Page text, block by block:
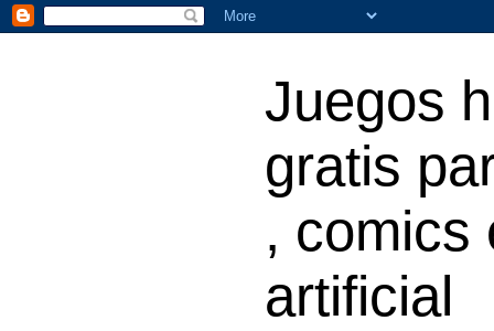
Juegos
gratis
, comics
artificial